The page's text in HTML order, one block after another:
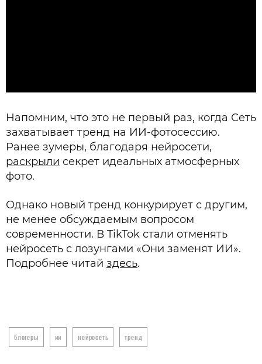
Напомним, что это не первый раз, когда Сеть
захватывает тренд на ИИ-фотосессию.
Ранее зумеры, благодаря нейросети,
раскрыли секрет идеальных атмосферных
фото.
Однако новый тренд конкурирует с другим,
не менее обсуждаемым вопросом
современности. В TikTok стали отменять
нейросеть с лозунгами «Они заменят ИИ».
Подробнее читай здесь.
блогеры ии нейросеть тренд